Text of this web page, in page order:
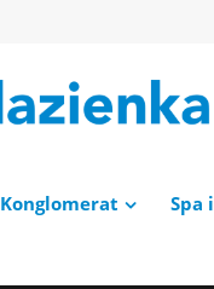
Konglomerat Spa